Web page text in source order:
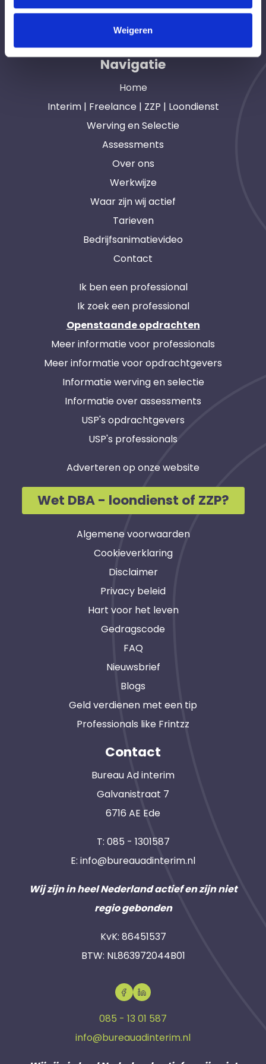
Weigeren
opdrachtgevers en interim, freelance en ZZP
professionals in heel Nederland. Ook loondienst.
Navigatie
Home
Interim | Freelance | ZZP | Loondienst
Werving en Selectie
Assessments
Over ons
Werkwijze
Waar zijn wij actief
Tarieven
Bedrijfsanimatievideo
Contact
Ik ben een professional
Ik zoek een professional
Openstaande opdrachten
Meer informatie voor professionals
Meer informatie voor opdrachtgevers
Informatie werving en selectie
Informatie over assessments
USP's opdrachtgevers
USP's professionals
Adverteren op onze website
Wet DBA - loondienst of ZZP?
Algemene voorwaarden
Cookieverklaring
Disclaimer
Privacy beleid
Hart voor het leven
Gedragscode
FAQ
Nieuwsbrief
Blogs
Geld verdienen met een tip
Professionals like Frintzz
Contact
Bureau Ad interim
Galvanistraat 7
6716 AE Ede
T: 085 - 1301587
E: info@bureauadinterim.nl
Wij zijn in heel Nederland actief en zijn niet
regio gebonden
KvK: 86451537
BTW: NL863972044B01
085 - 13 01 587
info@bureauadinterim.nl